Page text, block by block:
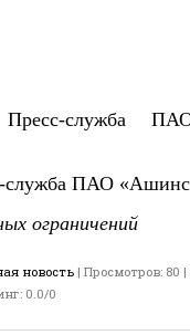
Пресс-служба
служба ПАО
ограничений
новость | Просмотров: 80 |
: 0.0/0